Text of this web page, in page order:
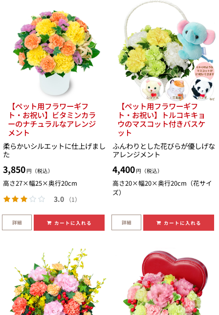
【ペット用フラワーギフ
ト・お祝い】ビタミンカラ
ーのナチュラルなアレンジ
メント
柔らかいシルエットに仕上げまし
た
3,850 円（税込）
高さ27×幅25×奥行20cm
3.0 （1）
詳細 カートに入れる
【ペット用フラワーギフ
ト・お祝い】トルコキキョ
ウのマスコット付きバスケ
ット
ふんわりとした花びらが優しげな
アレンジメント
4,400 円（税込）
高さ20×幅20×奥行20cm（花サイ
ズ）
詳細 カートに入れる